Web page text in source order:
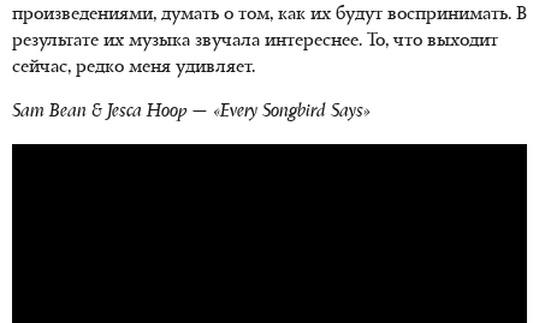
произведениями, думать о том, как их будут воспринимать. В
результате их музыка звучала интереснее. То, что выходит
сейчас, редко меня удивляет.
Sam Bean & Jesca Hoop — «Every Songbird Says»